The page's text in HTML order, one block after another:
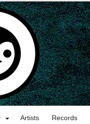
Artists Records